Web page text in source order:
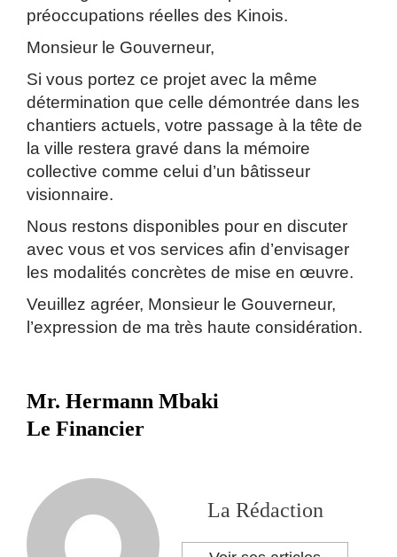
préoccupations réelles des Kinois.
Monsieur le Gouverneur,
Si vous portez ce projet avec la même
détermination que celle démontrée dans les
chantiers actuels, votre passage à la tête de
la ville restera gravé dans la mémoire
collective comme celui d’un bâtisseur
visionnaire.
Nous restons disponibles pour en discuter
avec vous et vos services afin d’envisager
les modalités concrètes de mise en œuvre.
Veuillez agréer, Monsieur le Gouverneur,
l’expression de ma très haute considération.
Mr. Hermann Mbaki
Le Financier
La Rédaction